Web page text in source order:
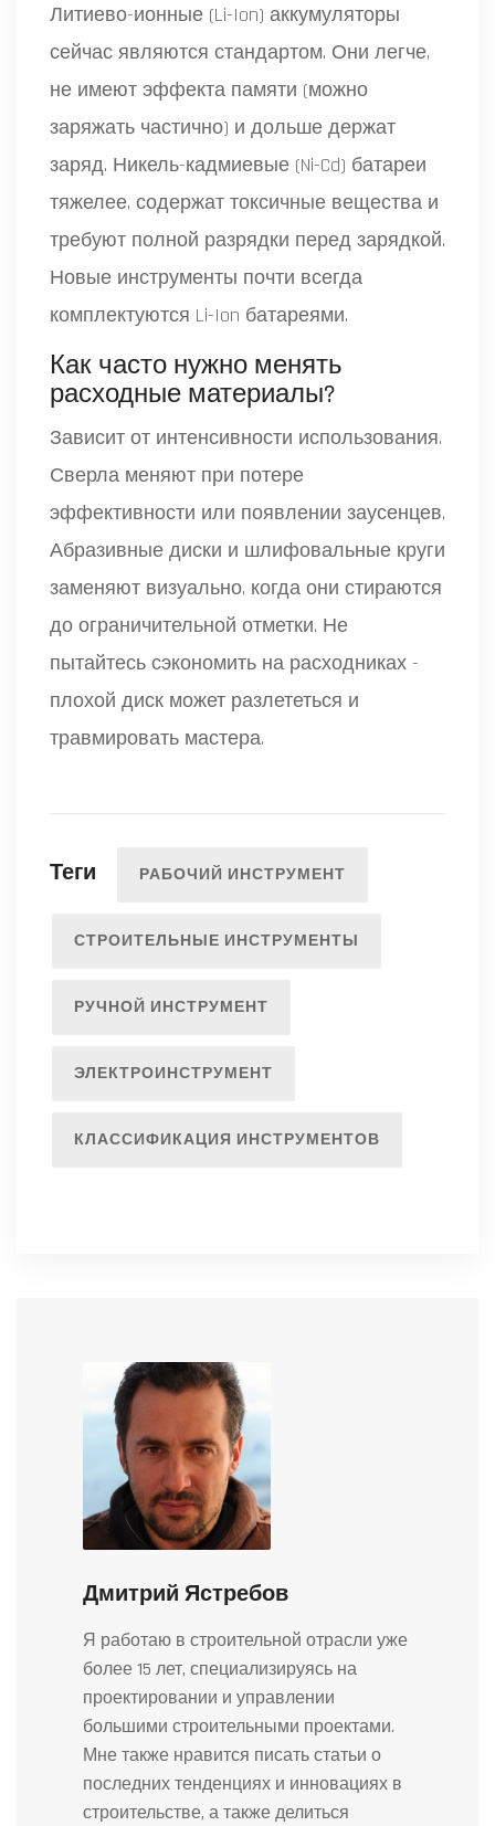
Литиево-ионные (Li-Ion) аккумуляторы
сейчас являются стандартом. Они легче,
не имеют эффекта памяти (можно
заряжать частично) и дольше держат
заряд. Никель-кадмиевые (Ni-Cd) батареи
тяжелее, содержат токсичные вещества и
требуют полной разрядки перед зарядкой.
Новые инструменты почти всегда
комплектуются Li-Ion батареями.
Как часто нужно менять
расходные материалы?
Зависит от интенсивности использования.
Сверла меняют при потере
эффективности или появлении заусенцев.
Абразивные диски и шлифовальные круги
заменяют визуально, когда они стираются
до ограничительной отметки. Не
пытайтесь сэкономить на расходниках -
плохой диск может разлететься и
травмировать мастера.
Теги РАБОЧИЙ ИНСТРУМЕНТ
СТРОИТЕЛЬНЫЕ ИНСТРУМЕНТЫ
РУЧНОЙ ИНСТРУМЕНТ
ЭЛЕКТРОИНСТРУМЕНТ
КЛАССИФИКАЦИЯ ИНСТРУМЕНТОВ
Дмитрий Ястребов
Я работаю в строительной отрасли уже
более 15 лет, специализируясь на
проектировании и управлении
большими строительными проектами.
Мне также нравится писать статьи о
последних тенденциях и инновациях в
строительстве, а также делиться